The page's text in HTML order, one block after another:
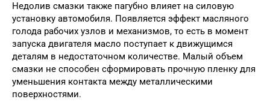
Недолив смазки также пагубно влияет на силовую
установку автомобиля. Появляется эффект масляного
голода рабочих узлов и механизмов, то есть в момент
запуска двигателя масло поступает к движущимся
деталям в недостаточном количестве. Малый объем
смазки не способен сформировать прочную пленку для
уменьшения контакта между металлическими
поверхностями.